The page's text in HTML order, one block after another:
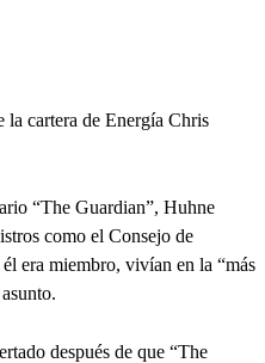
cartera de Energía Chris
“The Guardian”, Huhne
como el Consejo de
era miembro, vivían en la “más
después de que “The